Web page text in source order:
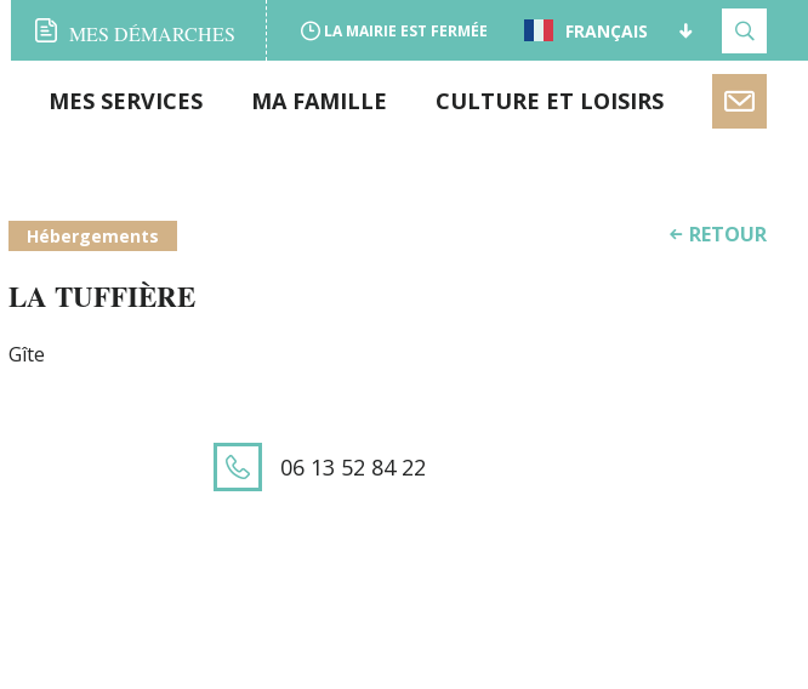
MES SERVICES MA FAMILLE CULTURE ET LOISIRS
MESDÉMARCHES LA MAIRIE EST FERMÉE FRANÇAIS
Hébergements RETOUR
LA TUFFIÈRE
Gîte
06 13 52 84 22